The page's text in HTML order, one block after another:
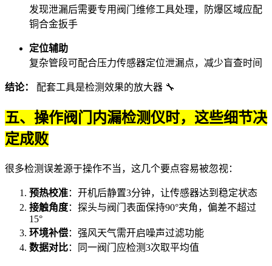
发现泄漏后需要专用 阀门维修工具处理，防爆区域应配
铜合金扳手
定位辅助
复杂管段可配合压力传感器定位泄漏点，减少盲查时间
结论： 配套工具是检测效果的放大器 🔧
五、操作阀门内漏检测仪时，这些细节决
定成败
很多检测误差源于操作不当，这几个要点容易被忽视：
预热校准：开机后静置3分钟，让传感器达到稳定状态
接触角度：探头与阀门表面保持90°夹角，偏差不超过
15°
环境补偿：强风天气需开启噪声过滤功能
数据对比：同一阀门应检测3次取平均值